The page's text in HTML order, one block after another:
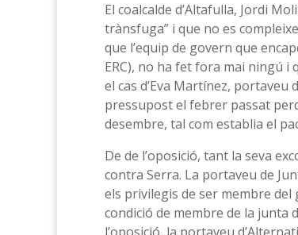
El coalcalde d’Altafulla, Jordi
trànsfuga” i que no es
que l’equip de govern que
ERC), no ha fet fora mai ningú i
el cas d’Eva Martínez, portaveu
pressupost el febrer passat
desembre, tal com establia el
De de l’oposició, tant la seva
contra Serra. La portaveu de
els privilegis de ser membre del
condició de membre de la junta